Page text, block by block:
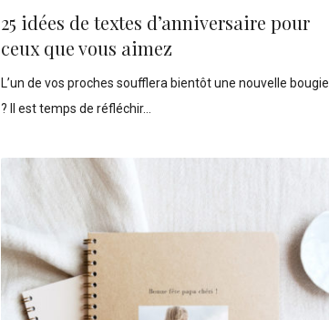
25 idées de textes d’anniversaire pour
ceux que vous aimez
L’un de vos proches soufflera bientôt une nouvelle bougie
? Il est temps de réfléchir…